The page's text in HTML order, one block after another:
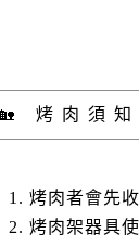
烤肉須知
1. 烤肉者會先
2. 烤肉架器具